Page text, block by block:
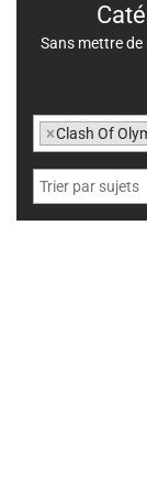
Sans mettre de
×Clash Of